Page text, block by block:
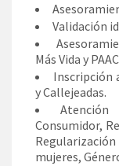
Validación
Más Vida y
Inscripción
y Callejeadas.
Consumidor,
mujeres,